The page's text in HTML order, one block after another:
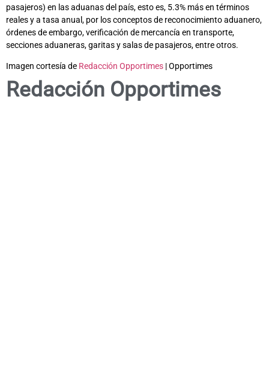
pasajeros) en las aduanas del país, esto es, 5.3% más en términos
reales y a tasa anual, por los conceptos de reconocimiento aduanero,
órdenes de embargo, verificación de mercancía en transporte,
secciones aduaneras, garitas y salas de pasajeros, entre otros.
Imagen cortesía de Redacción Opportimes | Opportimes
Redacción Opportimes